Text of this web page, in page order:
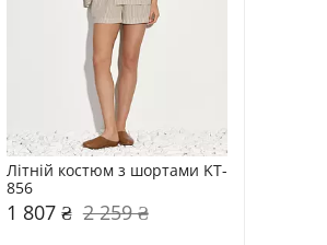
Літній костюм з шортами KT-
856
1 807 ₴ 2 259 ₴